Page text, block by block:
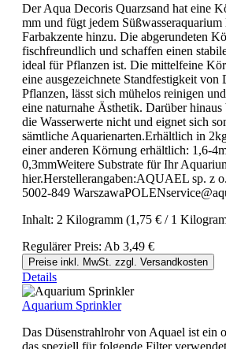
Der Aqua Decoris Quarzsand hat eine
mm und fügt jedem
Farbakzente hinzu. Die abgerundeten
fischfreundlich und schaffen einen
ideal für Pflanzen ist. Die mittelfeine
eine ausgezeichnete Standfestigkeit von
Pflanzen, lässt sich mühelos reinigen
eine naturnahe Ästhetik. Darüber hinaus
die Wasserwerte nicht und eignet sich
sämtliche Aquarienarten.Erhältlich in
einer anderen Körnung erhältlich: 1,6-
0,3mmWeitere Substrate für Ihr
hier.Herstellerangaben:AQUAEL sp. z
5002-849
Inhalt: 2 Kilogramm (1,75 € / 1
Regulärer Preis: Ab 3,49 €
Preise inkl. MwSt. zzgl. Versandkosten
Details
Aquarium Sprinkler
Das Düsenstrahlrohr von Aquael ist ein
das speziell für folgende Filter